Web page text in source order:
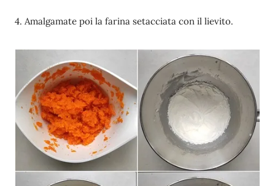
4. Amalgamate poi la farina setacciata con il lievito.